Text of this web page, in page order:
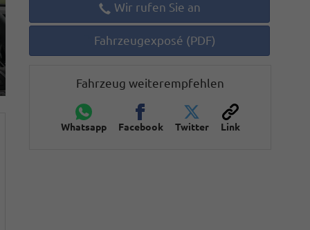
Wir rufen Sie an
Fahrzeugexposé (PDF)
Fahrzeug weiterempfehlen
Whatsapp Facebook Twitter Link